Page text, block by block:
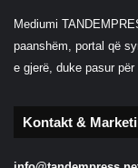
Mediumi
paanshëm, portal që
e gjerë, duke pasur
Kontakt &